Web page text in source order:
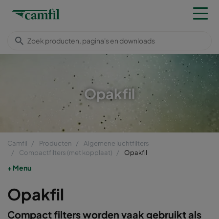
Opakfil
Camfil Producten
Algemene luchtfilters
Compactfilters (met kopplaat)
Opakfil
Menu
Opakfil
Compact filters worden vaak gebruikt als